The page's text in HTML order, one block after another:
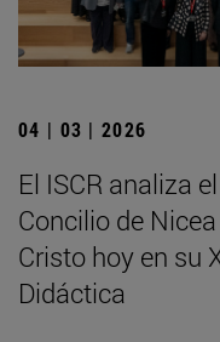
04 | 03 | 2026
El ISCR analiza
Concilio de
Cristo hoy en su
Didáctica